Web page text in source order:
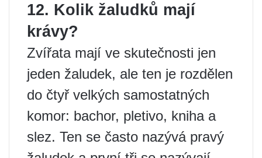
12. Kolik žaludků mají
krávy?
Zvířata mají ve skutečnosti jen
jeden žaludek, ale ten je rozdělen
do čtyř velkých samostatných
komor: bachor, pletivo, kniha a
slez. Ten se často nazývá pravý